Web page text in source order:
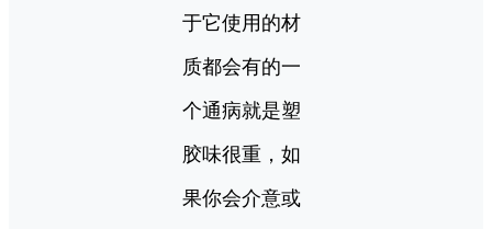
于它使用的材
质都会有的一
个通病就是塑
胶味很重，如
果你会介意或